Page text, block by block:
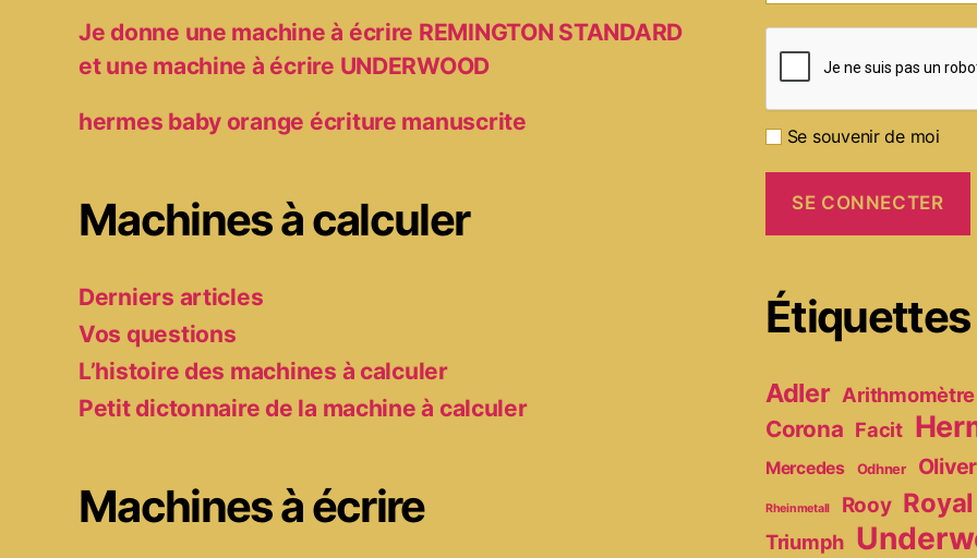
Je donne une machine à écrire REMINGTON STANDARD
et une machine à écrire UNDERWOOD
hermes baby orange écriture manuscrite
Machines à calculer
Derniers articles
Vos questions
L’histoire des machines à calculer
Petit dictonnaire de la machine à calculer
Machines à écrire
Se souvenir de moi
Étiquettes
Adler Arithmomètre
Corona Facit
Mercedes Odhner Oliver
Rheinmetall Rooy Royal
Triumph